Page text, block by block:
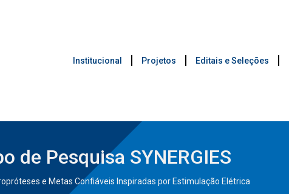
Institucional Projetos Editais e Seleções
de Pesquisa SYNERGIES
e Metas Confiáveis Inspiradas por Estimulação Elétrica